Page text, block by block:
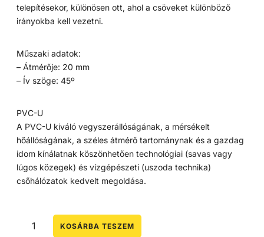
telepítésekor, különösen ott, ahol a csöveket különböző
irányokba kell vezetni.
Műszaki adatok:
– Átmérője: 20 mm
– Ív szöge: 45º
PVC-U
A PVC-U kiváló vegyszerállóságának, a mérsékelt
hőállóságának, a széles átmérő tartománynak és a gazdag
idom kínálatnak köszönhetően technológiai (savas vagy
lúgos közegek) és vízgépészeti (uszoda technika)
csőhálózatok kedvelt megoldása.
KOSÁRBA TESZEM